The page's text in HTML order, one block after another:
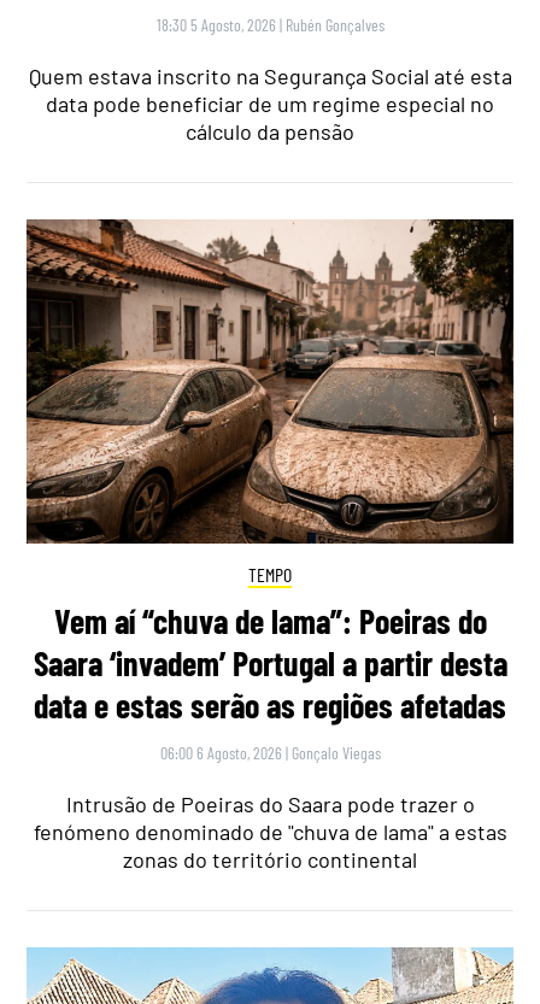
18:30 5 Agosto, 2026 | Rubén Gonçalves
Quem estava inscrito na Segurança Social até esta
data pode beneficiar de um regime especial no
cálculo da pensão
TEMPO
Vem aí “chuva de lama”: Poeiras do
Saara ‘invadem’ Portugal a partir desta
data e estas serão as regiões afetadas
06:00 6 Agosto, 2026 | Gonçalo Viegas
Intrusão de Poeiras do Saara pode trazer o
fenómeno denominado de "chuva de lama" a estas
zonas do território continental